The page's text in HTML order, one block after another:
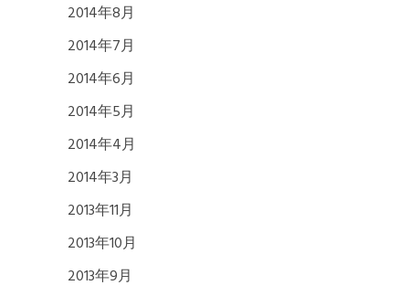
2014年8月
2014年7月
2014年6月
2014年5月
2014年4月
2014年3月
2013年11月
2013年10月
2013年9月